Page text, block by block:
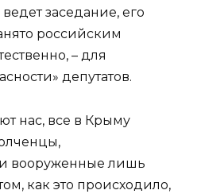
заседание, его
российским
– для
депутатов.
нас, все в Крыму
вооруженные лишь
как это происходило,